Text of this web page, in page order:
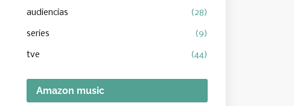
audiencias (28)
series (9)
tve (44)
Amazon music